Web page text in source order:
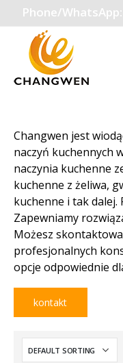
Phone/WhatsApp:
Changwen jest
naczyń kuchennych
naczynia kuchenne
kuchenne z żeliwa,
kuchenne i tak dalej.
Zapewniamy
Możesz
profesjonalnych
opcje odpowiednie
kontakt